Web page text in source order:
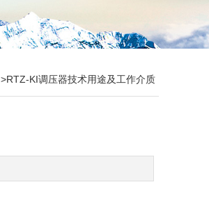
>RTZ-KI调压器技术用途及工作介质